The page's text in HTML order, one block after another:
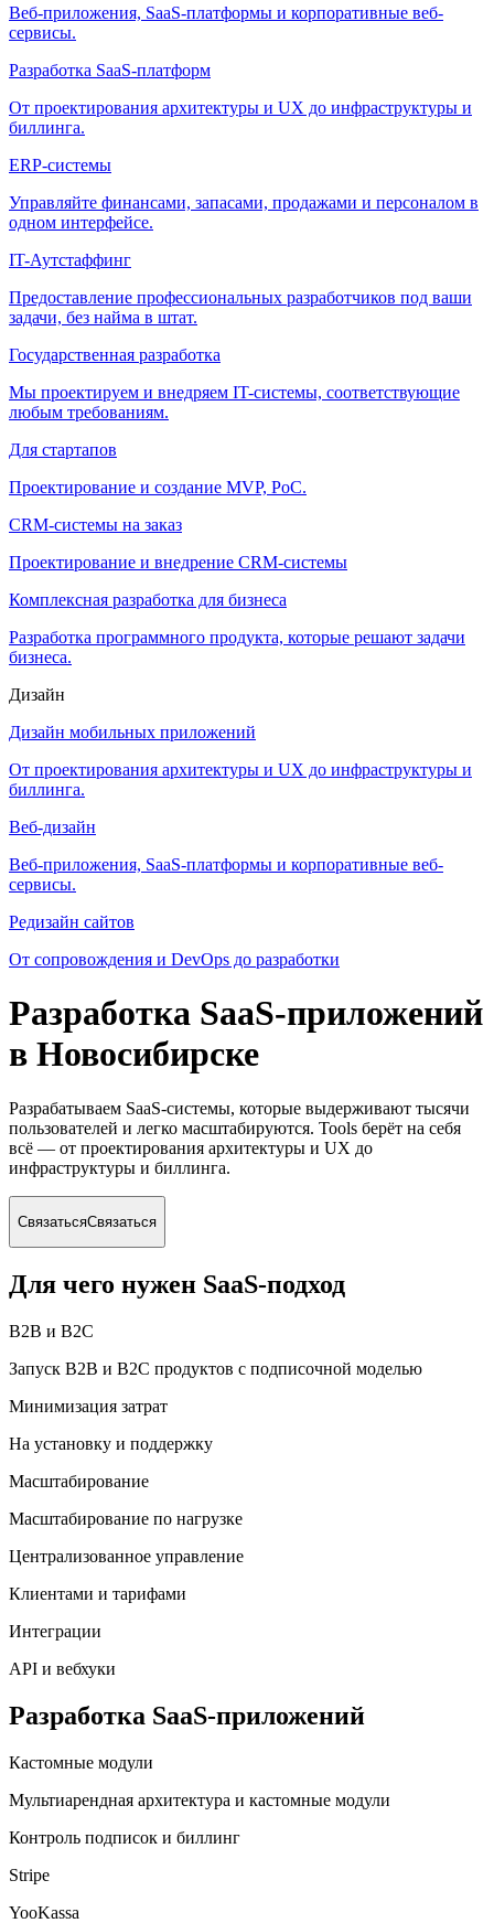
Веб-приложения, SaaS-платформы и корпоративные веб-
сервисы.
Разработка SaaS-платформ
От проектирования архитектуры и UX до инфраструктуры и
биллинга.
ERP-системы
Управляйте финансами, запасами, продажами и персоналом в
одном интерфейсе.
IT-Аутстаффинг
Предоставление профессиональных разработчиков под ваши
задачи, без найма в штат.
Государственная разработка
Мы проектируем и внедряем IT-системы, соответствующие
любым требованиям.
Для стартапов
Проектирование и создание MVP, PoC.
CRM-системы на заказ
Проектирование и внедрение CRM-системы
Комплексная разработка для бизнеса
Разработка программного продукта, которые решают задачи
бизнеса.
Дизайн
Дизайн мобильных приложений
От проектирования архитектуры и UX до инфраструктуры и
биллинга.
Веб-дизайн
Веб-приложения, SaaS-платформы и корпоративные веб-
сервисы.
Редизайн сайтов
От сопровождения и DevOps до разработки
Разработка SaaS-приложений
в Новосибирске
Разрабатываем SaaS-системы, которые выдерживают тысячи
пользователей и легко масштабируются. Tools берёт на себя
всё — от проектирования архитектуры и UX до
инфраструктуры и биллинга.
СвязатьсяСвязаться
Для чего нужен SaaS-подход
B2B и B2C
Запуск B2B и B2C продуктов с подписочной моделью
Минимизация затрат
На установку и поддержку
Масштабирование
Масштабирование по нагрузке
Централизованное управление
Клиентами и тарифами
Интеграции
API и вебхуки
Разработка SaaS-приложений
Кастомные модули
Мультиарендная архитектура и кастомные модули
Контроль подписок и биллинг
Stripe
YooKassa